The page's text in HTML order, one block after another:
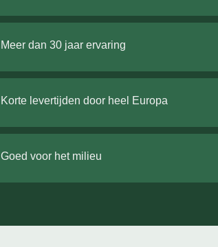
Meer dan 30 jaar ervaring
Korte levertijden door heel Europa
Goed voor het milieu